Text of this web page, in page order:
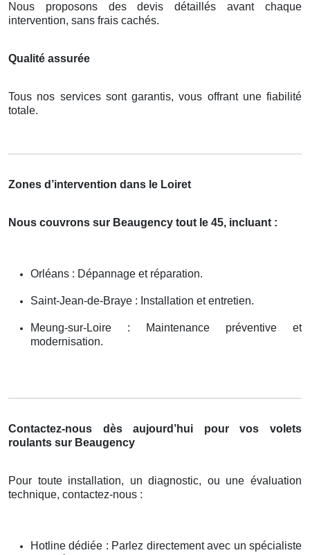
Nous proposons des devis détaillés avant chaque
intervention, sans frais cachés.
Qualité assurée
Tous nos services sont garantis, vous offrant une fiabilité
totale.
Zones d’intervention dans le Loiret
Nous couvrons sur Beaugency tout le 45, incluant :
Orléans : Dépannage et réparation.
Saint-Jean-de-Braye : Installation et entretien.
Meung-sur-Loire : Maintenance préventive et
modernisation.
Contactez-nous dès aujourd’hui pour vos volets
roulants sur Beaugency
Pour toute installation, un diagnostic, ou une évaluation
technique, contactez-nous :
Hotline dédiée : Parlez directement avec un spécialiste